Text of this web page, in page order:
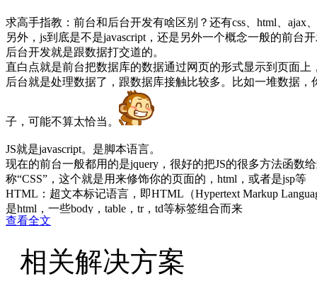
求高手指教：前台和后台开发有啥区别？还有css、html、ajax
另外，js到底是不是javascript，还是另外一个概念一般的前台
后台开发就是跟数据打交道的。
直白点就是前台把数据库的数据通过网页的形式显示到页面
后台就是处理数据了，跟数据库接触比较多。比如一堆数据
子，可能不算太恰当。
JS就是javascript。是脚本语言。
现在的前台一般都用的是jquery，很好的把JS的很多方法函数
称“CSS”，这个就是用来修饰你的页面的，html，或者是jsp等
HTML：超文本标记语言，即HTML（Hypertext Markup
是html，一些body，table，tr，td等标签组合而来
ajax：异步请求，做局部刷新使用！
jquery，一个js的类库，可以更好的让我们编写自己的js代码
查看全文
相关解决方案